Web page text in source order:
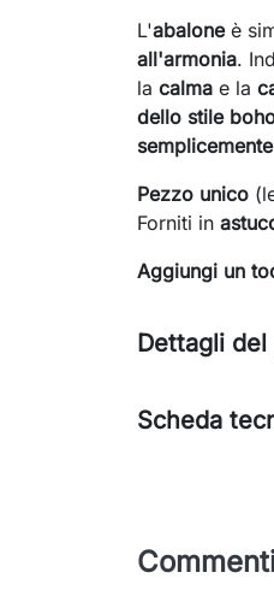
L'abaloneè
all'armonia.
la calma e la
dello stile
Pezzo unico
Forniti in
Aggiungi un
Dettagli
Scheda